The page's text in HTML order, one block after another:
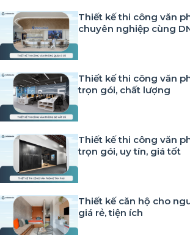
Thiết kế thi công văn
chuyên nghiệp cùng
Thiết kế thi công văn
trọn gói, chất lượng
Thiết kế thi công văn
trọn gói, uy tín, giá tốt
Thiết kế căn hộ cho
giá rẻ, tiện ích